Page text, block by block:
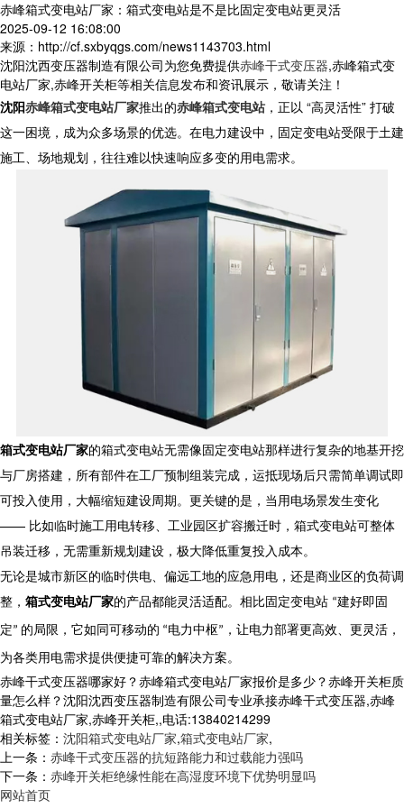
赤峰箱式变电站厂家：箱式变电站是不是比固定变电站更灵活
2025-09-12 16:08:00
来源：http://cf.sxbyqgs.com/news1143703.html
沈阳沈西变压器制造有限公司为您免费提供赤峰干式变压器,赤峰箱式变
电站厂家,赤峰开关柜等相关信息发布和资讯展示，敬请关注！
沈阳赤峰箱式变电站厂家推出的赤峰箱式变电站 ，正以 “高灵活性” 打破
这一困境，成为众多场景的优选。在电力建设中，固定变电站受限于土建
施工、场地规划，往往难以快速响应多变的用电需求。​
箱式变电站厂家的箱式变电站无需像固定变电站那样进行复杂的地基开挖
与厂房搭建，所有部件在工厂预制组装完成，运抵现场后只需简单调试即
可投入使用，大幅缩短建设周期。更关键的是，当用电场景发生变化
—— 比如临时施工用电转移、工业园区扩容搬迁时，箱式变电站可整体
吊装迁移，无需重新规划建设，极大降低重复投入成本。​
无论是城市新区的临时供电、偏远工地的应急用电，还是商业区的负荷调
整， 箱式变电站厂家的产品都能灵活适配。相比固定变电站 “建好即固
定” 的局限，它如同可移动的 “电力中枢”，让电力部署更高效、更灵活，
为各类用电需求提供便捷可靠的解决方案。
赤峰干式变压器哪家好？赤峰箱式变电站厂家报价是多少？赤峰开关柜质
量怎么样？沈阳沈西变压器制造有限公司专业承接赤峰干式变压器,赤峰
箱式变电站厂家,赤峰开关柜,,电话:13840214299
相关标签： 沈阳箱式变电站厂家,箱式变电站厂家,
上一条： 赤峰干式变压器的抗短路能力和过载能力强吗
下一条： 赤峰开关柜绝缘性能在高湿度环境下优势明显吗
网站首页